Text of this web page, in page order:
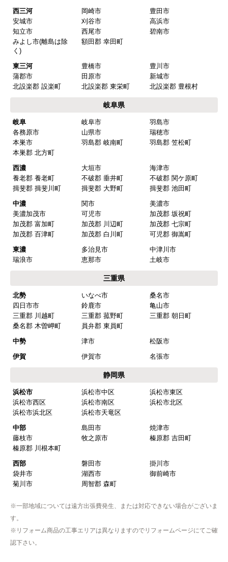
【注文商品】換気扇・レンジフー
【このショップを選んだ理由は？】
た
【注文からどのくらいで届きましたか？】
【その他感想・コメント】
マークレさん
2025年10月10日 21:04
欲しい商品をスムーズに注文できましたか？
ショップからの連絡や対応は適切でしたか？
予定の期日までに商品が届きましたか？
はい
商品の梱包は必要十分なものでしたか？
【注文商品】浄水器・整水器 【注文時
期】2025年07月頃（モバイルから）
【このショップを選んだ理由は？】
近隣で安く、評判が良かったため
【注文からどのくらいで届きましたか？】
取付工事の数日前に調整して届けてくれた
作業をされた方はスムーズで親切でした
西三河
岡崎市
豊田市
安城市
刈谷市
高浜市
知立市
西尾市
碧南市
みよし市(離島は除
く)
額田郡 幸田町
東三河 豊橋市
豊川市
蒲郡市
田原市
新城市
北設楽郡 設楽町
北設楽郡 東栄町 北設楽郡 豊根村
岐阜県
岐阜 岐阜市
羽島市
各務原市
山県市
瑞穂市
本巣市
羽島郡 岐南町
羽島郡 笠松町
本巣郡 北方町
西濃
大垣市
海津市
養老郡 養老町
不破郡 垂井町
不破郡 関ケ原町
揖斐郡 揖斐川町
揖斐郡 大野町
揖斐郡 池田町
中濃
関市
美濃市
美濃加茂市
可児市
加茂郡 坂祝町
加茂郡 富加町
加茂郡 川辺町
加茂郡 七宗町
加茂郡 百津町
加茂郡 白川町
可児郡 御嵩町
東濃
多治見市
中津川市
瑞浪市
恵那市 土岐市
三重県
北勢 いなべ市
桑名市
四日市市
鈴鹿市
亀山市
三重郡 川越町
三重郡 菰野町
三重郡 朝日町
桑名郡 木曽岬町
員弁郡 東員町
中勢
津市
松阪市
伊賀
伊賀市 名張市
静岡県
浜松市 浜松市中区
浜松市東区
浜松市西区
浜松市南区
浜松市北区
浜松市浜北区
浜松市天竜区
中部
島田市
焼津市
藤枝市
牧之原市
榛原郡 吉田町
榛原郡 川根本町
西部
磐田市
掛川市
袋井市
湖西市
御前崎市
菊川市
周智郡 森町
※一部地域については遠方出張費発生、または対応できない場合がございま
す。
※リフォーム商品の工事エリアは異なりますのでリフォームページにてご確
認下さい。